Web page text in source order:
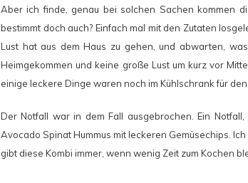
Aber ich finde, genau bei solchen Sachen kommen
bestimmt doch auch? Einfach mal mit den Zutaten
Lust hat aus dem Haus zu gehen, und abwarten,
Heimgekommen und keine große Lust um kurz vor
einige leckere Dinge waren noch im Kühlschrank für den
Der Notfall war in dem Fall ausgebrochen. Ein
Avocado Spinat Hummus mit leckeren Gemüsechips.
gibt diese Kombi immer, wenn wenig Zeit zum Kochen